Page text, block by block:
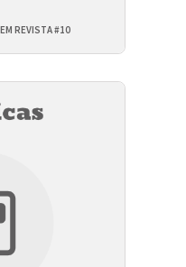
REVISTA #10